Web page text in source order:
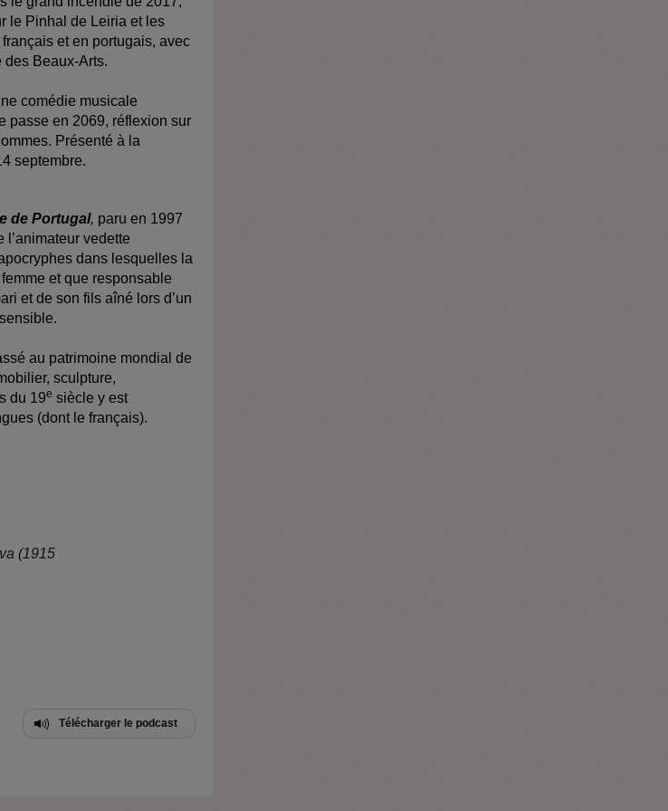
le Pinhal de Leiria et les
et en portugais, avec
Beaux-Arts.
comédie musicale
passe en 2069, réflexion sur
. Présenté à la
septembre.
de Portugal, paru en 1997
vedette
dans lesquelles la
et que responsable
et de son fils aîné lors d’un
au patrimoine mondial de
sculpture,
du 19e siècle y est
(dont le français).
(1915
Télécharger le podcast